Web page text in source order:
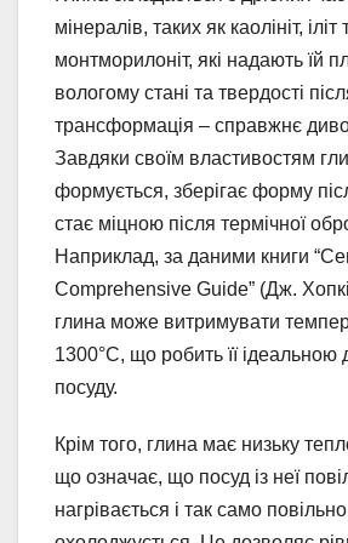
мінералів, таких як каолініт, іліт
монтморилоніт, які надають їй
вологому стані та твердості
трансформація – справжнє
Завдяки своїм властивостям
формується, зберігає форму
стає міцною після термічної
Наприклад, за даними книги
Comprehensive Guide” (Дж.
глина може витримувати
1300°C, що робить її ідеальною
посуду.
Крім того, глина має низьку
що означає, що посуд із неї
нагрівається і так само повільно